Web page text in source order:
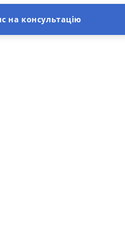
на консультацію